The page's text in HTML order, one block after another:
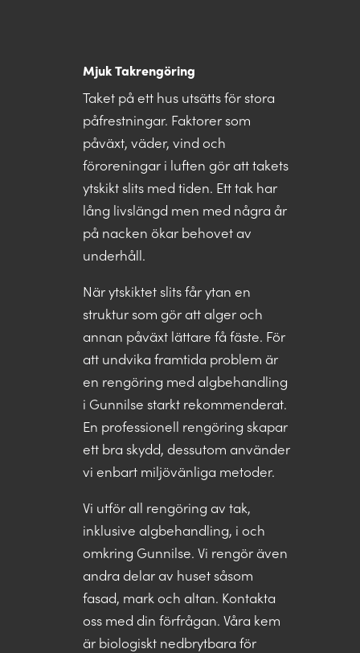
Mjuk Takrengöring
Taket på ett hus utsätts för stora
påfrestningar. Faktorer som
påväxt, väder, vind och
föroreningar i luften gör att takets
ytskikt slits med tiden. Ett tak har
lång livslängd men med några år
på nacken ökar behovet av
underhåll.
När ytskiktet slits får ytan en
struktur som gör att alger och
annan påväxt lättare få fäste. För
att undvika framtida problem är
en rengöring med algbehandling
i Gunnilse starkt rekommenderat.
En professionell rengöring skapar
ett bra skydd, dessutom använder
vi enbart miljövänliga metoder.
Vi utför all rengöring av tak,
inklusive algbehandling, i och
omkring Gunnilse. Vi rengör även
andra delar av huset såsom
fasad, mark och altan. Kontakta
oss med din förfrågan. Våra kem
är biologiskt nedbrytbara för